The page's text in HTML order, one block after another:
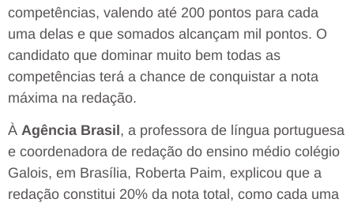
competências, valendo até 200 pontos para cada
uma delas e que somados alcançam mil pontos. O
candidato que dominar muito bem todas as
competências terá a chance de conquistar a nota
máxima na redação.
À Agência Brasil , a professora de língua portuguesa
e coordenadora de redação do ensino médio colégio
Galois, em Brasília, Roberta Paim, explicou que a
redação constitui 20% da nota total, como cada uma